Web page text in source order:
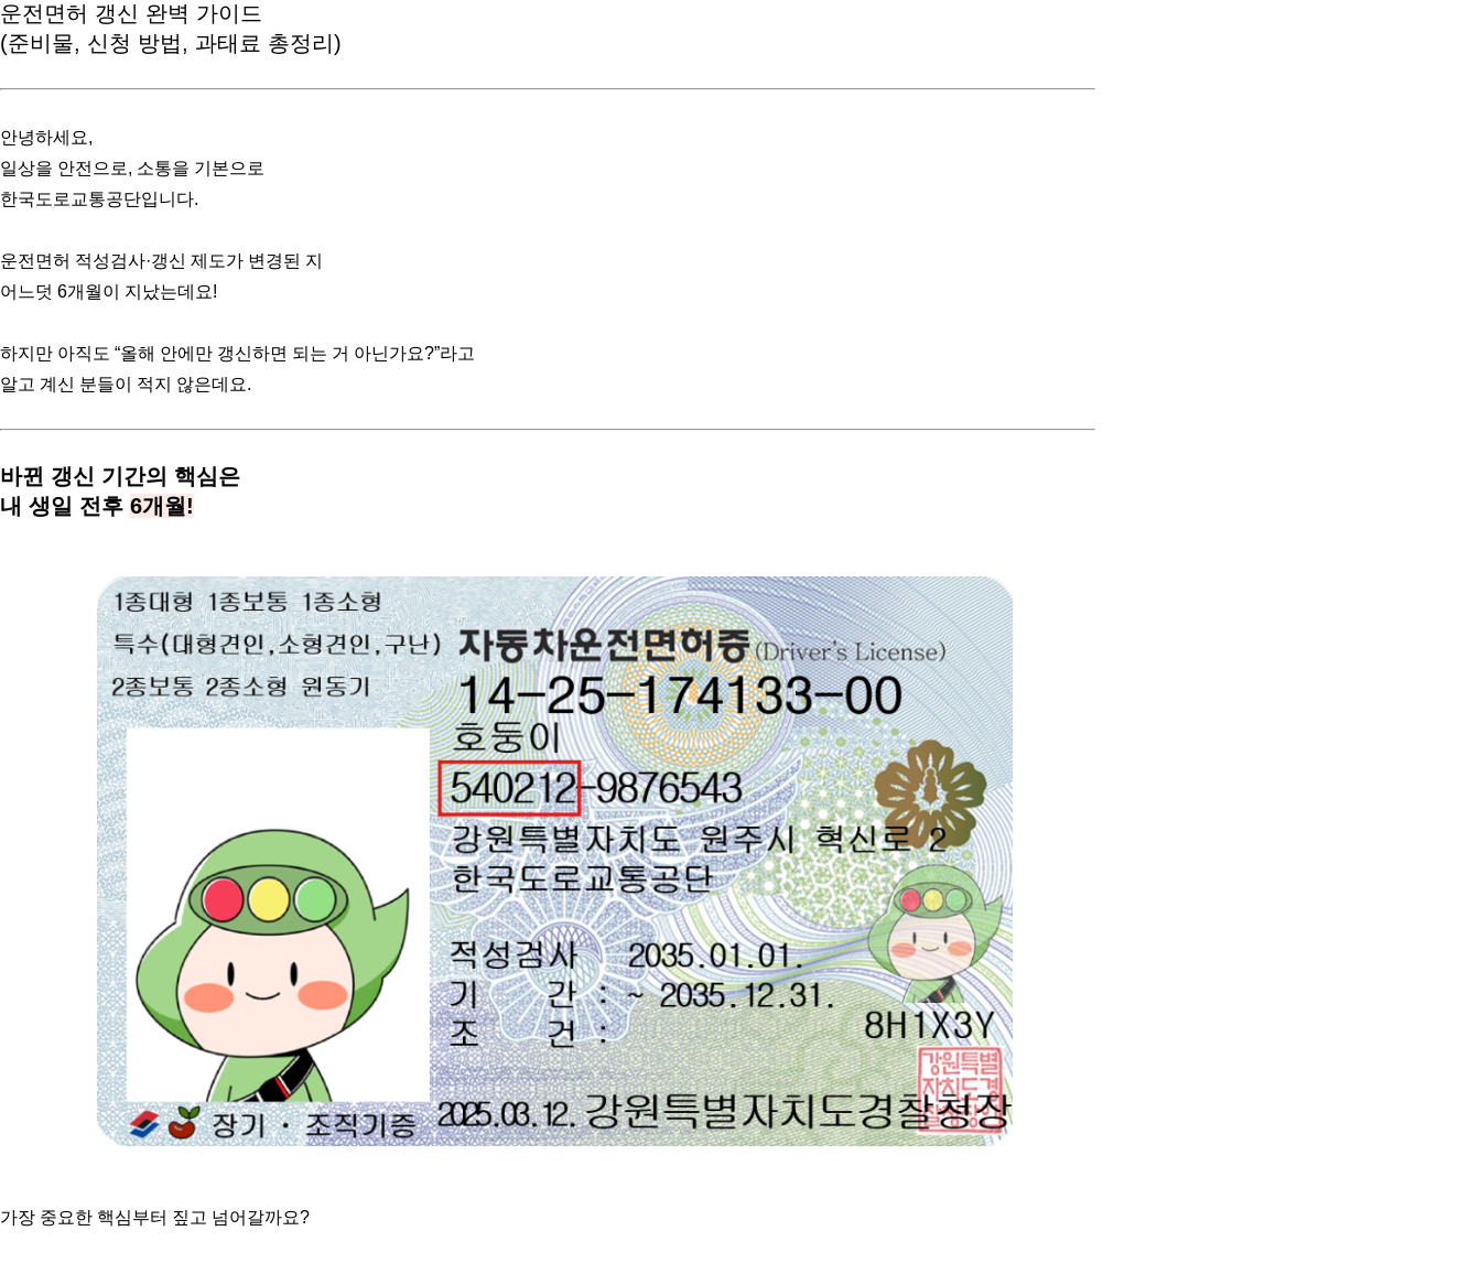
운전면허 갱신 완벽 가이드
(준비물, 신청 방법, 과태료 총정리)
안녕하세요,
일상을 안전으로, 소통을 기본으로
한국도로교통공단입니다.
운전면허 적성검사·갱신 제도가 변경된 지
어느덧 6개월이 지났는데요!
하지만 아직도 “올해 안에만 갱신하면 되는 거 아닌가요?”라고
알고 계신 분들이 적지 않은데요.
바뀐 갱신 기간의 핵심은
내 생일 전후 6개월!
가장 중요한 핵심부터 짚고 넘어갈까요?